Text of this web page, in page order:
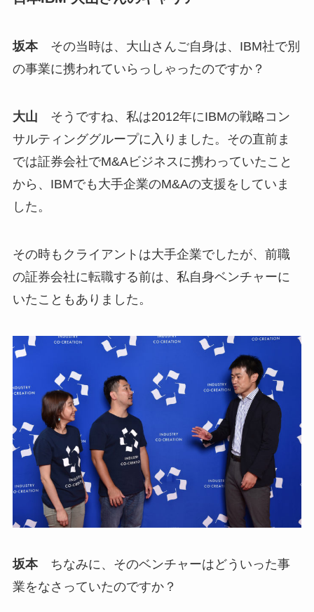
坂本その当時は、大山さんご自身は、IBM社で別
の事業に携われていらっしゃったのですか？
大山 そうですね、私は2012年にIBMの戦略コン
サルティンググループに入りました。その直前ま
では証券会社でM&Aビジネスに携わっていたこと
から、IBMでも大手企業のM&Aの支援をしていま
した。
その時もクライアントは大手企業でしたが、前職
の証券会社に転職する前は、私自身ベンチャーに
いたこともありました。
坂本ちなみに、そのベンチャーはどういった事
業をなさっていたのですか？